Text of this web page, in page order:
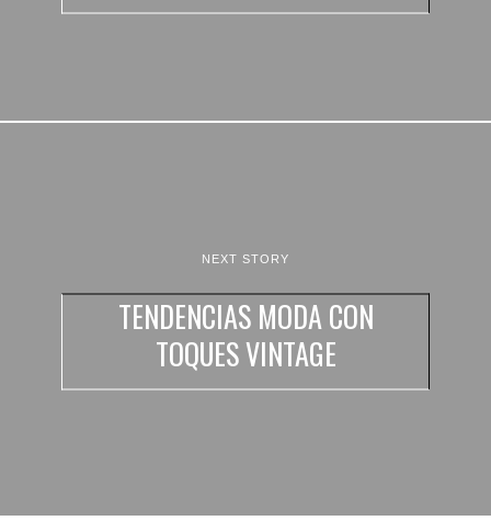
NEXT STORY
TENDENCIAS MODA CON
TOQUES VINTAGE